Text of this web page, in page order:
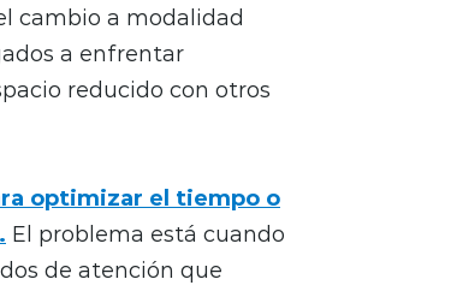
cambio a modalidad
a enfrentar
reducido con otros
optimizar el tiempo o
El problema está cuando
de atención que